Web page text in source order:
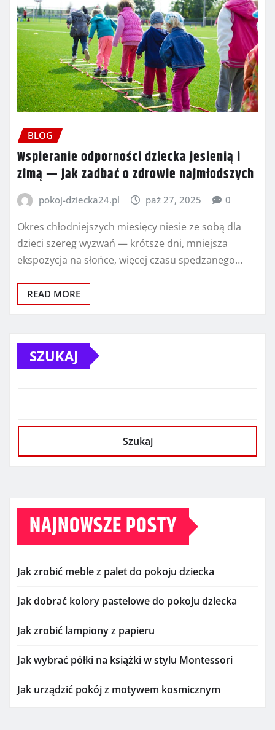
BLOG
Wspieranie odporności dziecka jesienią i
zimą — jak zadbać o zdrowie najmłodszych
pokoj-dziecka24.pl paź 27, 2025 0
Okres chłodniejszych miesięcy niesie ze sobą dla
dzieci szereg wyzwań — krótsze dni, mniejsza
ekspozycja na słońce, więcej czasu spędzanego…
READ MORE
SZUKAJ
Szukaj
NAJNOWSZE POSTY
Jak zrobić meble z palet do pokoju dziecka
Jak dobrać kolory pastelowe do pokoju dziecka
Jak zrobić lampiony z papieru
Jak wybrać półki na książki w stylu Montessori
Jak urządzić pokój z motywem kosmicznym